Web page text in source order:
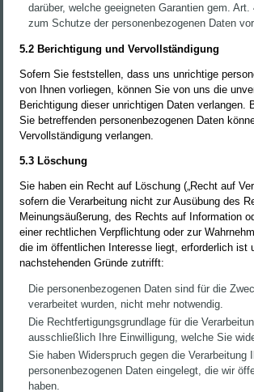
darüber, welche geeigneten Garantien gem.
zum Schutze der personenbezogenen Daten
5.2 Berichtigung und Vervollständigung
Sofern Sie feststellen, dass uns unrichtige
von Ihnen vorliegen, können Sie von uns die
Berichtigung dieser unrichtigen Daten verlangen.
Sie betreffenden personenbezogenen Daten
Vervollständigung verlangen.
5.3 Löschung
Sie haben ein Recht auf Löschung („Recht auf
sofern die Verarbeitung nicht zur Ausübung des
Meinungsäußerung, des Rechts auf Information
einer rechtlichen Verpflichtung oder zur
die im öffentlichen Interesse liegt, erforderlich ist
nachstehenden Gründe zutrifft:
Die personenbezogenen Daten sind für die
verarbeitet wurden, nicht mehr notwendig.
Die Rechtfertigungsgrundlage für die
ausschließlich Ihre Einwilligung, welche Sie
Sie haben Widerspruch gegen die Verarbeitung
personenbezogenen Daten eingelegt, die wir
haben.